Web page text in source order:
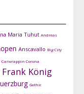
Maria Tuhut Andreas
Anscavallo Big City
Carwrappin Corona
Frank König
Gothic